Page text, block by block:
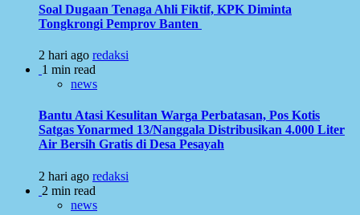
Soal Dugaan Tenaga Ahli Fiktif, KPK Diminta
Tongkrongi Pemprov Banten
2 hari ago redaksi
1 min read
news
Bantu Atasi Kesulitan Warga Perbatasan, Pos Kotis
Satgas Yonarmed 13/Nanggala Distribusikan 4.000 Liter
Air Bersih Gratis di Desa Pesayah
2 hari ago redaksi
2 min read
news